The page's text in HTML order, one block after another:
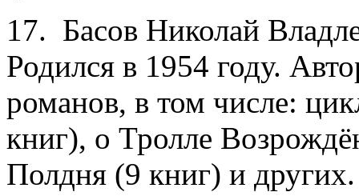
17. Басов Николай
Родился в 1954 году.
романов, в том числе:
книг), о Тролле
Полдня (9 книг) и